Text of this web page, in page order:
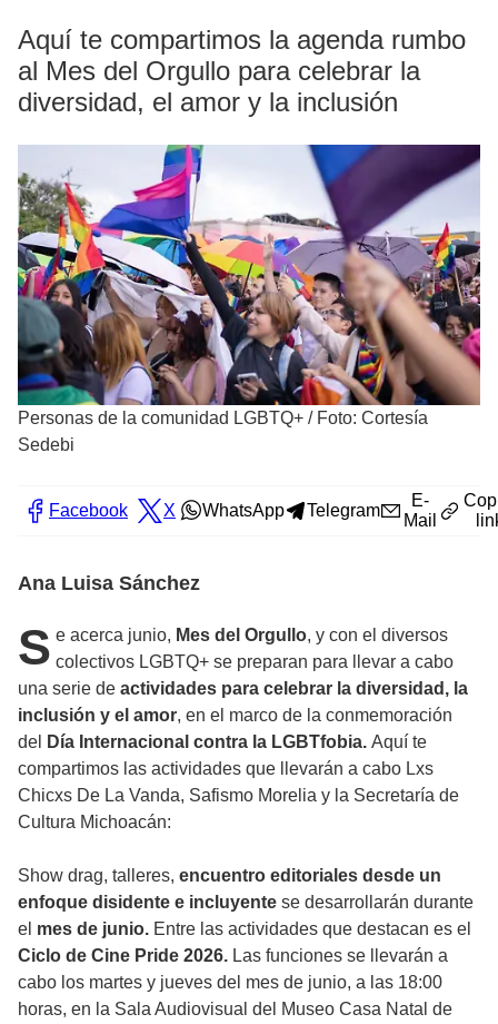
Aquí te compartimos la agenda rumbo
al Mes del Orgullo para celebrar la
diversidad, el amor y la inclusión
Personas de la comunidad LGBTQ+ / Foto: Cortesía
Sedebi
Facebook X WhatsApp Telegram
E-
Mail
Ana Luisa Sánchez
S e acerca junio, Mes del Orgullo, y con el diversos
colectivos LGBTQ+ se preparan para llevar a cabo
una serie de actividades para celebrar la diversidad, la
inclusión y el amor, en el marco de la conmemoración
del
Día Internacional contra la LGBTfobia. Aquí te
compartimos las actividades que llevarán a cabo Lxs
Chicxs De La Vanda, Safismo Morelia y la Secretaría de
Cultura Michoacán:
Show drag, talleres, encuentro editoriales desde un
enfoque disidente e incluyente se desarrollarán durante
el mes de junio. Entre las actividades que destacan es el
Ciclo de Cine Pride 2026. Las funciones se llevarán a
cabo los martes y jueves del mes de junio, a las 18:00
horas, en la Sala Audiovisual del Museo Casa Natal de